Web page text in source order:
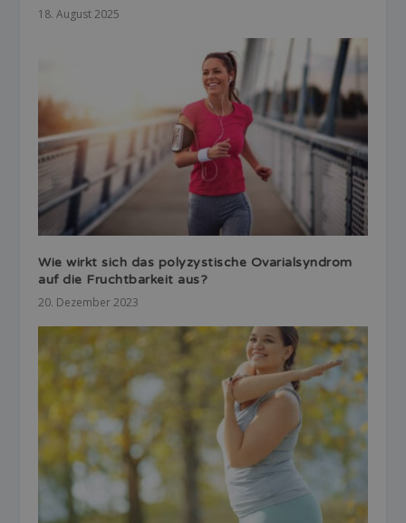
18. August 2025
Wie wirkt sich das polyzystische Ovarialsyndrom
auf die Fruchtbarkeit aus?
20. Dezember 2023